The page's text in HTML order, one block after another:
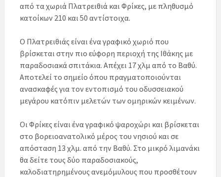
από τα χωριά Πλατρειθιά και Φρίκες, με πληθυσμό
κατοίκων 210 και 50 αντίστοιχα.
Ο Πλατρειθιάς είναι ένα γραφικό χωριό που
βρίσκεται στην πιο εύφορη περιοχή της Ιθάκης με
παραδοσιακά σπιτάκια. Απέχει 17 χλμ από το Βαθύ.
Αποτελεί το σημείο όπου πραγματοποιούνται
ανασκαφές για τον εντοπισμό του οδυσσειακού
μεγάρου κατόπιν μελετών των ομηρικών κειμένων.
Οι Φρίκες είναι ένα γραφικό ψαροχώρι και βρίσκεται
στο βορειοανατολικό μέρος του νησιού και σε
απόσταση 13 χλμ. από την Βαθύ. Στο μικρό λιμανάκι
θα δείτε τους δύο παραδοσιακούς,
καλοδιατηρημένους ανεμόμυλους που προσθέτουν